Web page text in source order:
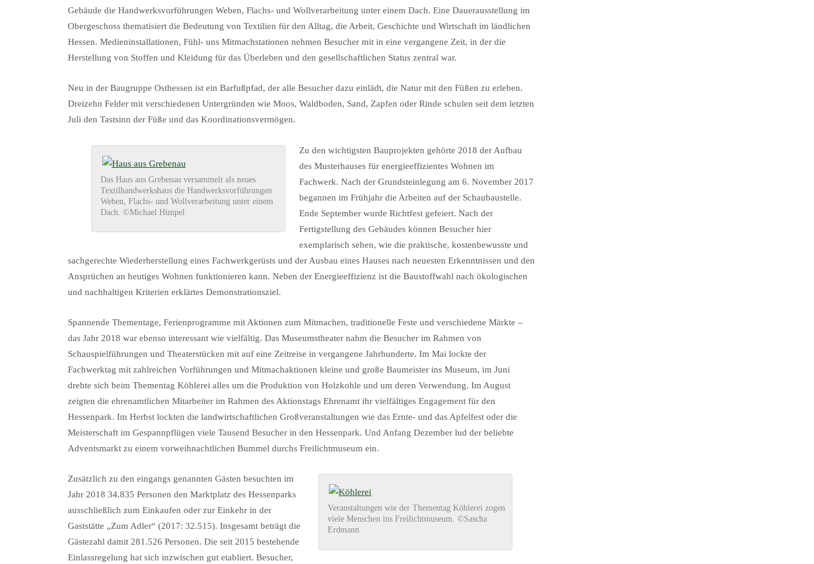
Gebäude die Handwerksvorführungen Weben, Flachs- und Wollverarbeitung unter einem Dach. Eine Dauerausstellung im
Obergeschoss thematisiert die Bedeutung von Textilien für den Alltag, die Arbeit, Geschichte und Wirtschaft im ländlichen
Hessen. Medieninstallationen, Fühl- uns Mitmachstationen nehmen Besucher mit in eine vergangene Zeit, in der die
Herstellung von Stoffen und Kleidung für das Überleben und den gesellschaftlichen Status zentral war.
Neu in der Baugruppe Osthessen ist ein Barfußpfad, der alle Besucher dazu einlädt, die Natur mit den Füßen zu erleben.
Dreizehn Felder mit verschiedenen Untergründen wie Moos, Waldboden, Sand, Zapfen oder Rinde schulen seit dem letzten
Juli den Tastsinn der Füße und das Koordinationsvermögen.
Das Haus aus Grebenau versammelt als neues
Textilhandwerkshaus die Handwerksvorführungen
Weben, Flachs- und Wollverarbeitung unter einem
Dach. ©Michael Himpel
Zu den wichtigsten Bauprojekten gehörte 2018 der Aufbau
des Musterhauses für energieeffizientes Wohnen im
Fachwerk. Nach der Grundsteinlegung am 6. November 2017
begannen im Frühjahr die Arbeiten auf der Schaubaustelle.
Ende September wurde Richtfest gefeiert. Nach der
Fertigstellung des Gebäudes können Besucher hier
exemplarisch sehen, wie die praktische, kostenbewusste und
sachgerechte Wiederherstellung eines Fachwerkgerüsts und der Ausbau eines Hauses nach neuesten Erkenntnissen und den
Ansprüchen an heutiges Wohnen funktionieren kann. Neben der Energieeffizienz ist die Baustoffwahl nach ökologischen
und nachhaltigen Kriterien erklärtes Demonstrationsziel.
Spannende Thementage, Ferienprogramme mit Aktionen zum Mitmachen, traditionelle Feste und verschiedene Märkte –
das Jahr 2018 war ebenso interessant wie vielfältig. Das Museumstheater nahm die Besucher im Rahmen von
Schauspielführungen und Theaterstücken mit auf eine Zeitreise in vergangene Jahrhunderte. Im Mai lockte der
Fachwerktag mit zahlreichen Vorführungen und Mitmachaktionen kleine und große Baumeister ins Museum, im Juni
drehte sich beim Thementag Köhlerei alles um die Produktion von Holzkohle und um deren Verwendung. Im August
zeigten die ehrenamtlichen Mitarbeiter im Rahmen des Aktionstags Ehrenamt ihr vielfältiges Engagement für den
Hessenpark. Im Herbst lockten die landwirtschaftlichen Großveranstaltungen wie das Ernte- und das Apfelfest oder die
Meisterschaft im Gespannpflügen viele Tausend Besucher in den Hessenpark. Und Anfang Dezember lud der beliebte
Adventsmarkt zu einem vorweihnachtlichen Bummel durchs Freilichtmuseum ein.
Veranstaltungen wie der Thementag Köhlerei zogen
viele Menschen ins Freilichtmuseum. ©Sascha
Erdmann
Zusätzlich zu den eingangs genannten Gästen besuchten im
Jahr 2018 34.835 Personen den Marktplatz des Hessenparks
ausschließlich zum Einkaufen oder zur Einkehr in der
Gaststätte „Zum Adler“ (2017: 32.515). Insgesamt beträgt die
Gästezahl damit 281.526 Personen. Die seit 2015 bestehende
Einlassregelung hat sich inzwischen gut etabliert. Besucher,